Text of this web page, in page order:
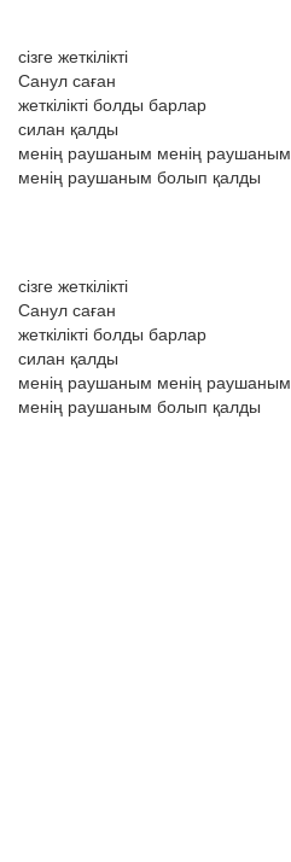
сізге жеткілікті
Санул саған
жеткілікті болды барлар
силан қалды
менің раушаным менің раушаным
менің раушаным болып қалды
сізге жеткілікті
Санул саған
жеткілікті болды барлар
силан қалды
менің раушаным менің раушаным
менің раушаным болып қалды